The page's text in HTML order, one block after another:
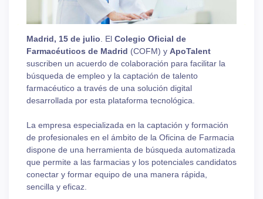
Madrid, 15 de julio . El Colegio Oficial de
Farmacéuticos de Madrid (COFM) y ApoTalent
suscriben un acuerdo de colaboración para facilitar la
búsqueda de empleo y la captación de talento
farmacéutico a través de una solución digital
desarrollada por esta plataforma tecnológica.
La empresa especializada en la captación y formación
de profesionales en el ámbito de la Oficina de Farmacia
dispone de una herramienta de búsqueda automatizada
que permite a las farmacias y los potenciales candidatos
conectar y formar equipo de una manera rápida,
sencilla y eficaz.